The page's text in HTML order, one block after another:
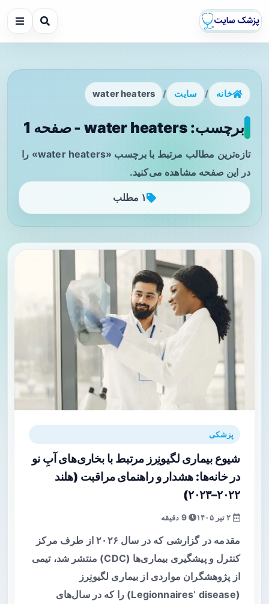
خانه / سایت /
water heaters
برچسب: water heaters - صفحه 1
تازه‌ترین مطالب مرتبط با برچسب «water heaters» را
در این صفحه مشاهده می‌کنید.
۱ مطلب
پزشکی
شیوع بیماری لگیونِرز مرتبط با بخاری‌های آبِ نو
در خانه‌ها: هشدار و راهنمای مراقبت (هلند
۲۰۲۲–۲۰۲۳)
9 دقیقه
مقدمه در گزارشی که در سال ۲۰۲۶ از طرف مرکز
کنترل و پیشگیری بیماری‌ها (CDC) منتشر شد، تیمی
از پژوهشگران مواردی از بیماری لگیونِرز
(Legionnaires’ disease) را که در سال‌های